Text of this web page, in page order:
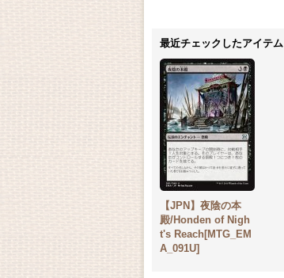
最近チェックしたアイテム
【JPN】夜陰の本
殿/Honden of Nigh
t's Reach[MTG_EM
A_091U]